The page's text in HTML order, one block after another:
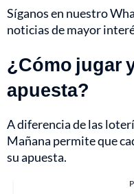
Síganos en nuestro
noticias de mayor
¿Cómo jugar
apuesta?
A diferencia de las
Mañana permite que
su apuesta.